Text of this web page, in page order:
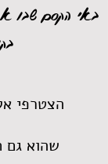
באי הקסם שבו
הצטרפי
שהוא גם